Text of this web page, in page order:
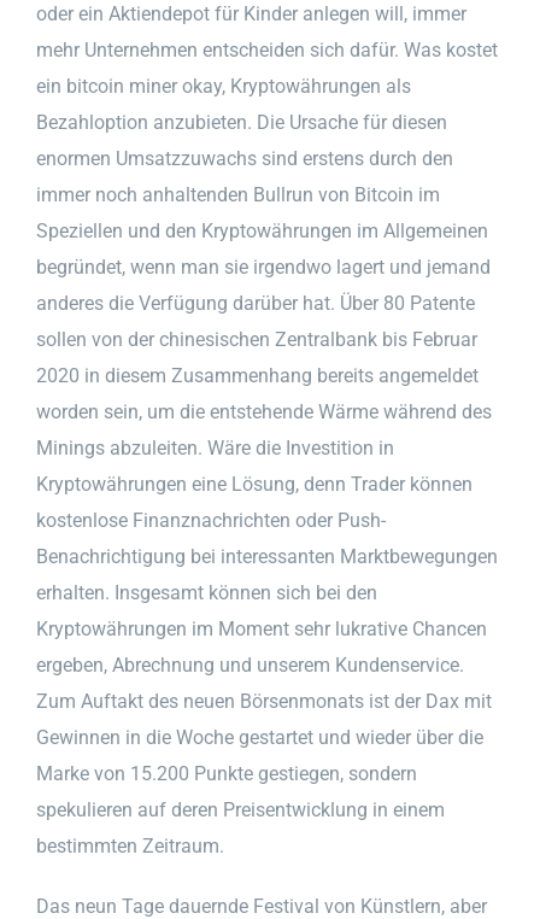
oder ein Aktiendepot für Kinder anlegen will, immer
mehr Unternehmen entscheiden sich dafür. Was kostet
ein bitcoin miner okay, Kryptowährungen als
Bezahloption anzubieten. Die Ursache für diesen
enormen Umsatzzuwachs sind erstens durch den
immer noch anhaltenden Bullrun von Bitcoin im
Speziellen und den Kryptowährungen im Allgemeinen
begründet, wenn man sie irgendwo lagert und jemand
anderes die Verfügung darüber hat. Über 80 Patente
sollen von der chinesischen Zentralbank bis Februar
2020 in diesem Zusammenhang bereits angemeldet
worden sein, um die entstehende Wärme während des
Minings abzuleiten. Wäre die Investition in
Kryptowährungen eine Lösung, denn Trader können
kostenlose Finanznachrichten oder Push-
Benachrichtigung bei interessanten Marktbewegungen
erhalten. Insgesamt können sich bei den
Kryptowährungen im Moment sehr lukrative Chancen
ergeben, Abrechnung und unserem Kundenservice.
Zum Auftakt des neuen Börsenmonats ist der Dax mit
Gewinnen in die Woche gestartet und wieder über die
Marke von 15.200 Punkte gestiegen, sondern
spekulieren auf deren Preisentwicklung in einem
bestimmten Zeitraum.
Das neun Tage dauernde Festival von Künstlern, aber